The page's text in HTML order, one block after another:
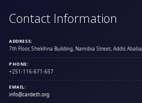
Contact Information
ADDRESS:
7th Floor, Shekihna Building, Namibia Street, Addis Ababa.
PHONE:
+251-116-671-657
EMAIL:
info@cardeth.org